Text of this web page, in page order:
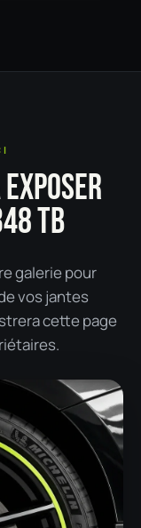
TB
galerie pour
vos jantes
cette page